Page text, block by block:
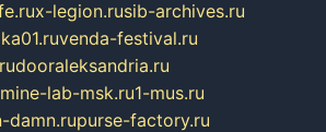
x-legion.rusib-archives.ru
venda-festival.ru
dooraleksandria.ru
mine-lab-msk.ru1-mus.ru
damn.rupurse-factory.ru